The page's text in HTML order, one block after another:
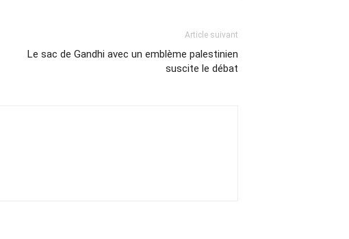
Article suivant
Le sac de Gandhi avec un emblème palestinien
suscite le débat